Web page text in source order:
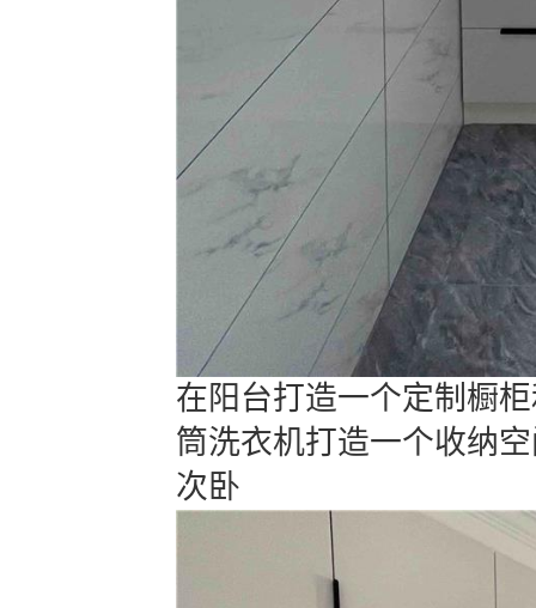
在阳台打造一个定制橱
筒洗衣机打造一个收纳
次卧